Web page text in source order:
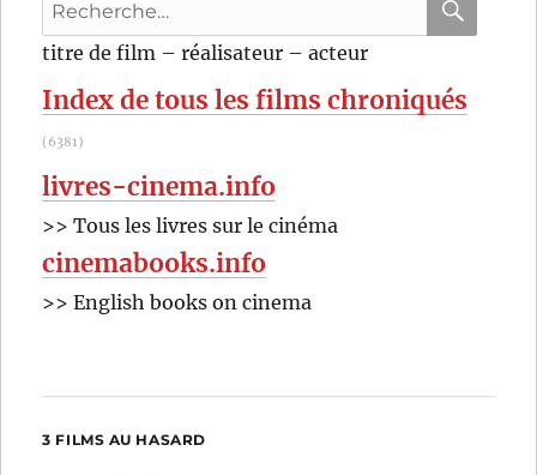
François
et
pour
:
titre de film – réalisateur – acteur
Index de tous les films chroniqués
(6381)
livres-cinema.info
>> Tous les livres sur le cinéma
cinemabooks.info
>> English books on cinema
3 FILMS AU HASARD